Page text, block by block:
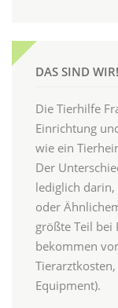
DAS SIND WIR!
Die Tierhilfe
Einrichtung
wie ein
Der
lediglich
oder
größte Teil bei
bekommen
Equipment).